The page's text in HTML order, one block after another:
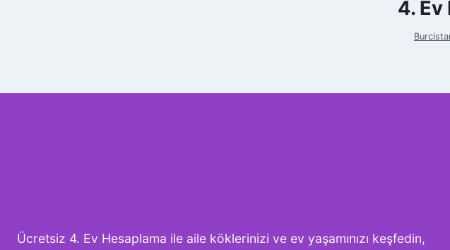
4. Ev
Ücretsiz 4. Ev Hesaplama ile aile köklerinizi ve ev yaşamınızı keşfedin,